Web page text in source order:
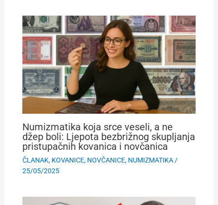
Numizmatika koja srce veseli, a ne
džep boli: Ljepota bezbrižnog skupljanja
pristupačnih kovanica i novčanica
ČLANAK, KOVANICE, NOVČANICE, NUMIZMATIKA/
25/05/2025